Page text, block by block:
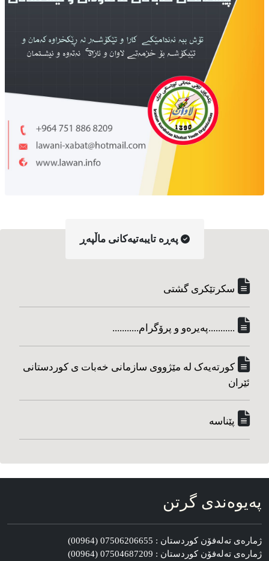
په‌ڕه‌ تایبه‌تیه‌کانی ماڵپه‌ڕ
سکرتێکری گشتی
...........په‌یره‌و و پرۆگرام...........
کورته‌یه‌ک له مێژووی سازمانی خه‌بات ی کوردستانی
ئێران
پێناسه‌
په‌یوه‌ندی گرتن
ژماره‌ی ته‌له‌فۆن کوردستان : 07506206655 (00964)
ژماره‌ی ته‌له‌فۆن کوردستان : 07504687209 (00964)